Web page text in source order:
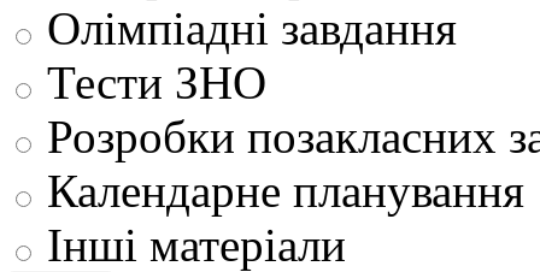
Олімпіадні завдання
Тести ЗНО
Розробки позакласних
Календарне планування
Інші матеріали